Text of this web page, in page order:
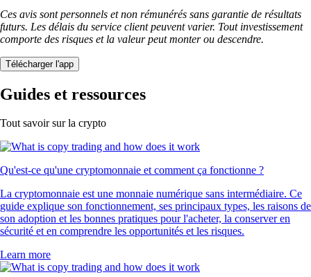
Ces avis sont personnels et non rémunérés sans garantie de résultats
futurs. Les délais du service client peuvent varier. Tout investissement
comporte des risques et la valeur peut monter ou descendre.
Télécharger l'app
Guides et ressources
Tout savoir sur la crypto
Qu'est-ce qu'une cryptomonnaie et comment ça fonctionne ?
La cryptomonnaie est une monnaie numérique sans intermédiaire. Ce
guide explique son fonctionnement, ses principaux types, les raisons de
son adoption et les bonnes pratiques pour l'acheter, la conserver en
sécurité et en comprendre les opportunités et les risques.
Learn more